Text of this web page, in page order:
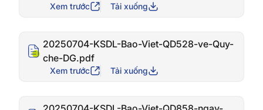
Xem trước Tải xuống
20250704-KSDL-Bao-Viet-QD528-ve-Quy-
che-DG.pdf
Xem trước Tải xuống